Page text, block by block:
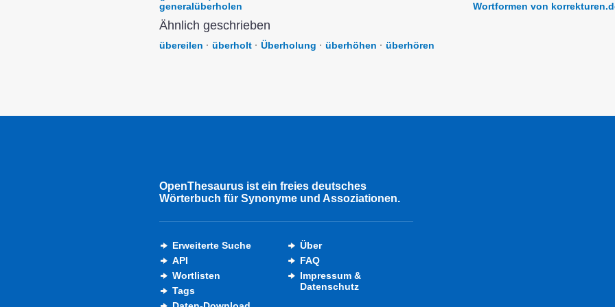
generalüberholen
Ähnlich geschrieben
übereilen · überholt · Überholung · überhöhen · überhören
Wortformen von
OpenThesaurus ist ein freies deutsches
Wörterbuch für Synonyme und Assoziationen.
Erweiterte Suche
API
Wortlisten
Tags
Über
FAQ
Impressum &
Datenschutz